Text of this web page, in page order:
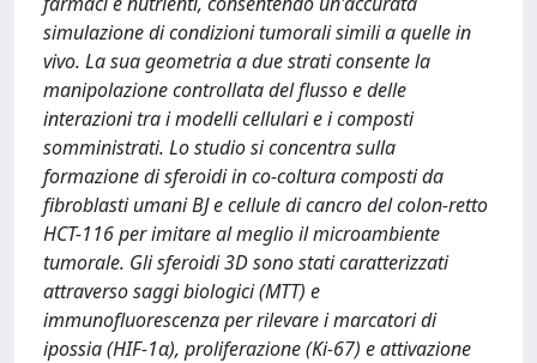
simulazione di condizioni tumorali simili a quelle in
vivo. La sua geometria a due strati consente la
manipolazione controllata del flusso e delle
interazioni tra i modelli cellulari e i composti
somministrati. Lo studio si concentra sulla
formazione di sferoidi in co-coltura composti da
fibroblasti umani BJ e cellule di cancro del colon-retto
HCT-116 per imitare al meglio il microambiente
tumorale. Gli sferoidi 3D sono stati caratterizzati
attraverso saggi biologici (MTT) e
immunofluorescenza per rilevare i marcatori di
ipossia (HIF-1α), proliferazione (Ki-67) e attivazione